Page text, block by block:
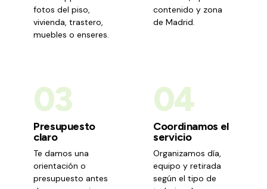
fotos del piso,
vivienda, trastero,
muebles o enseres.
contenido y zona
de Madrid.
03
Presupuesto
claro
Te damos una
orientación o
presupuesto antes
04
Coordinamos el
servicio
Organizamos día,
equipo y retirada
según el tipo de